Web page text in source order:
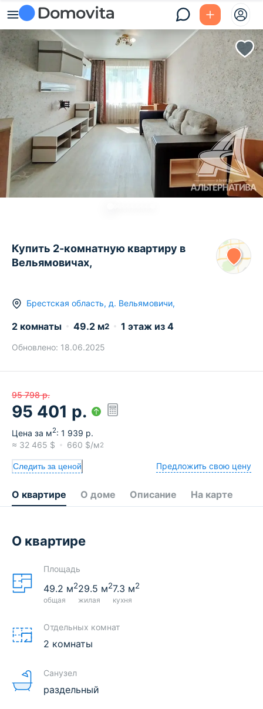
Купить 2-комнатную квартиру в
Вельямовичах,
Брестская область, д. Вельямовичи,
2 комнаты 49.2 м2 1 этаж из 4
Обновлено: 18.06.2025
95 798 р.
95 401 р.
Цена за м2: 1 939 р.
≈ 32 465 $ 660 $/м2
Следить за ценой Предложить свою цену
О квартире О доме Описание На карте
О квартире
Площадь
49.2 м2
общая
29.5 м2
жилая
7.3 м2
кухня
Отдельных комнат
2 комнаты
Санузел
раздельный